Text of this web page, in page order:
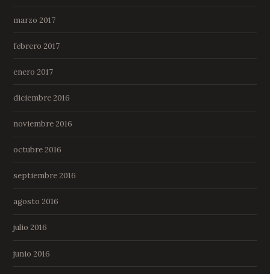
marzo 2017
febrero 2017
enero 2017
diciembre 2016
noviembre 2016
octubre 2016
septiembre 2016
agosto 2016
julio 2016
junio 2016